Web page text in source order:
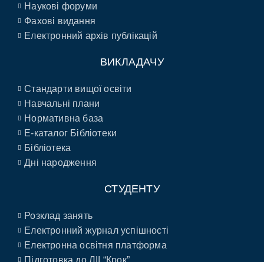
Наукові форуми
Фахові видання
Електронний архів публікацій
ВИКЛАДАЧУ
Стандарти вищої освіти
Навчальні плани
Нормативна база
E-каталог Бібліотеки
Бібліотека
Дні народження
СТУДЕНТУ
Розклад занять
Електронний журнал успішності
Електронна освітня платформа
Підготовка до ЛІІ “Крок”